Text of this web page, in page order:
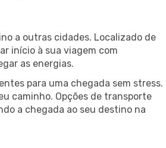
a outras cidades. Localizado de
início à sua viagem com
as energias.
para uma chegada sem stress.
caminho. Opções de transporte
a chegada ao seu destino na